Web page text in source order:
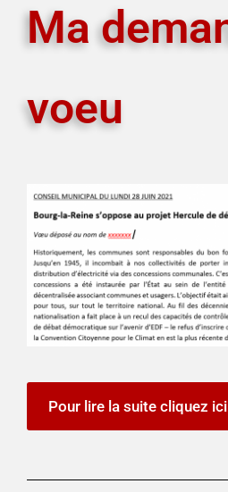
Ma
voeu
Pour lire la suite cliquez ici